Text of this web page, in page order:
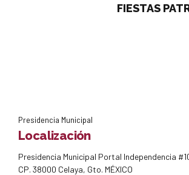
FIESTAS
Presidencia Municipal
Localización
Presidencia Municipal Portal Independencia
CP. 38000 Celaya, Gto. MÉXICO